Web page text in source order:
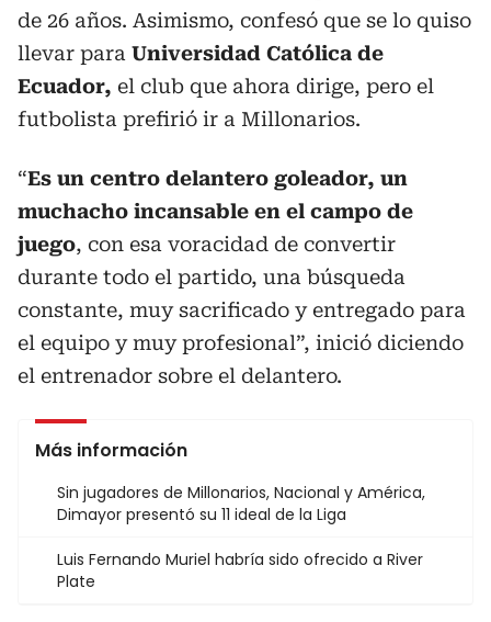
de 26 años. Asimismo, confesó que se lo quiso
llevar para Universidad Católica de
Ecuador, el club que ahora dirige, pero el
futbolista prefirió ir a Millonarios.
“Es un centro delantero goleador, un
muchacho incansable en el campo de
juego, con esa voracidad de convertir
durante todo el partido, una búsqueda
constante, muy sacrificado y entregado para
el equipo y muy profesional”, inició diciendo
el entrenador sobre el delantero.
Más información
Sin jugadores de Millonarios, Nacional y América,
Dimayor presentó su 11 ideal de la Liga
Luis Fernando Muriel habría sido ofrecido a River
Plate